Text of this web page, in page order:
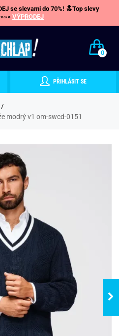
se slevami do 70%! 🔝Top slevy
VÝPRODEJ
0
PŘIHLÁSIT SE
modrý v1 om-swcd-0151